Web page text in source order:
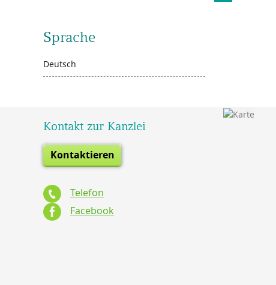
Sprache
Deutsch
Kontakt zur Kanzlei
Kontaktieren
Telefon
Facebook